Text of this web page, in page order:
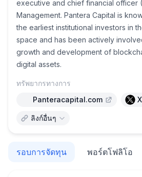
executive and chief financial officer
Management. Pantera Capital is
the earliest institutional investors in
space and has been actively
growth and development of
digital assets.
ทรัพยากรทางการ
Panteracapital.com
ลิงก์อื่นๆ
รอบการจัดทุน พอร์ตโฟลิโอ